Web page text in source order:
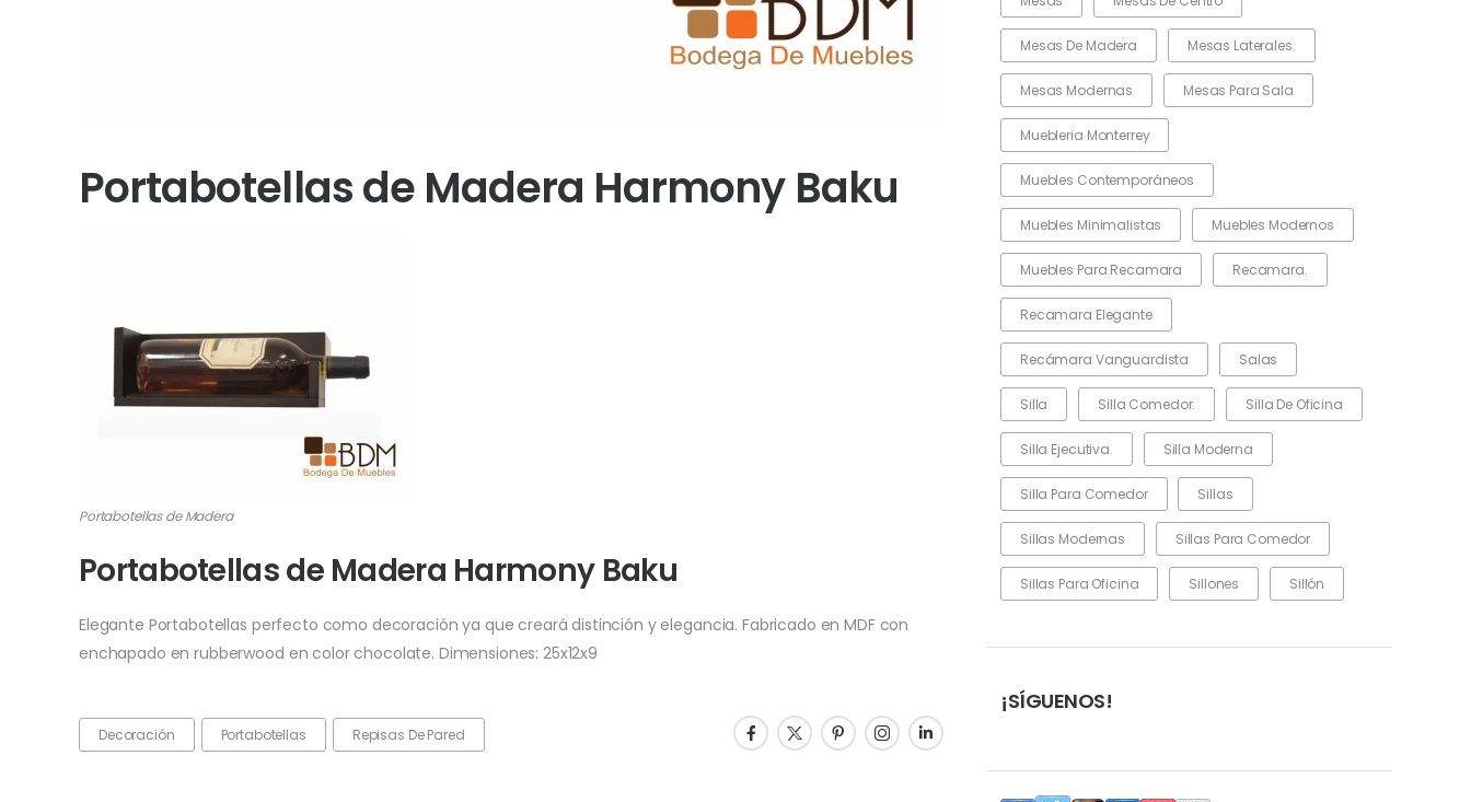
Mesas De Madera Mesas Laterales.
Mesas Modernas Mesas Para Sala
Muebleria Monterrey
Muebles Contemporáneos
Muebles Minimalistas Muebles Modernos
Muebles Para Recamara Recamara.
Recamara Elegante
Recámara Vanguardista Salas
Silla Silla Comedor. Silla De Oficina
Silla Ejecutiva. Silla Moderna
Silla Para Comedor Sillas
Sillas Modernas Sillas Para Comedor
Sillas Para Oficina Sillones Sillón
¡SÍGUENOS!
Portabotellas de Madera Harmony Baku
Portabotellas de Madera
Portabotellas de Madera Harmony Baku
Elegante Portabotellas perfecto como decoración ya que creará distinción y elegancia. Fabricado en MDF con
enchapado en rubberwood en color chocolate. Dimensiones: 25x12x9
Decoración Portabotellas Repisas De Pared